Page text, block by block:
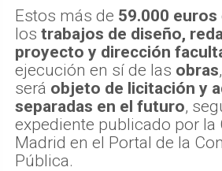
Estos más de 59.000 euros
los trabajos de diseño,
proyecto y dirección
ejecución en sí de las obras
será objeto de licitación y
separadas en el futuro,
expediente publicado por la
Madrid en el Portal de la
Pública.